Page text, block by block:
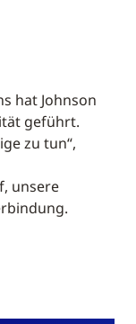
hat Johnson
geführt.
zu tun“,
unsere